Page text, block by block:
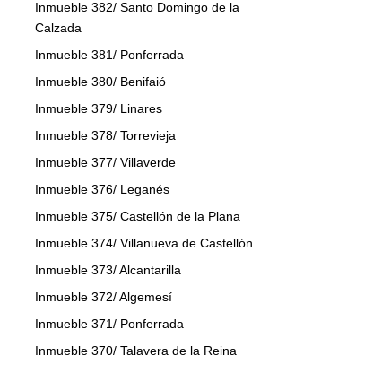
Inmueble 382/ Santo Domingo de la
Calzada
Inmueble 381/ Ponferrada
Inmueble 380/ Benifaió
Inmueble 379/ Linares
Inmueble 378/ Torrevieja
Inmueble 377/ Villaverde
Inmueble 376/ Leganés
Inmueble 375/ Castellón de la Plana
Inmueble 374/ Villanueva de Castellón
Inmueble 373/ Alcantarilla
Inmueble 372/ Algemesí
Inmueble 371/ Ponferrada
Inmueble 370/ Talavera de la Reina